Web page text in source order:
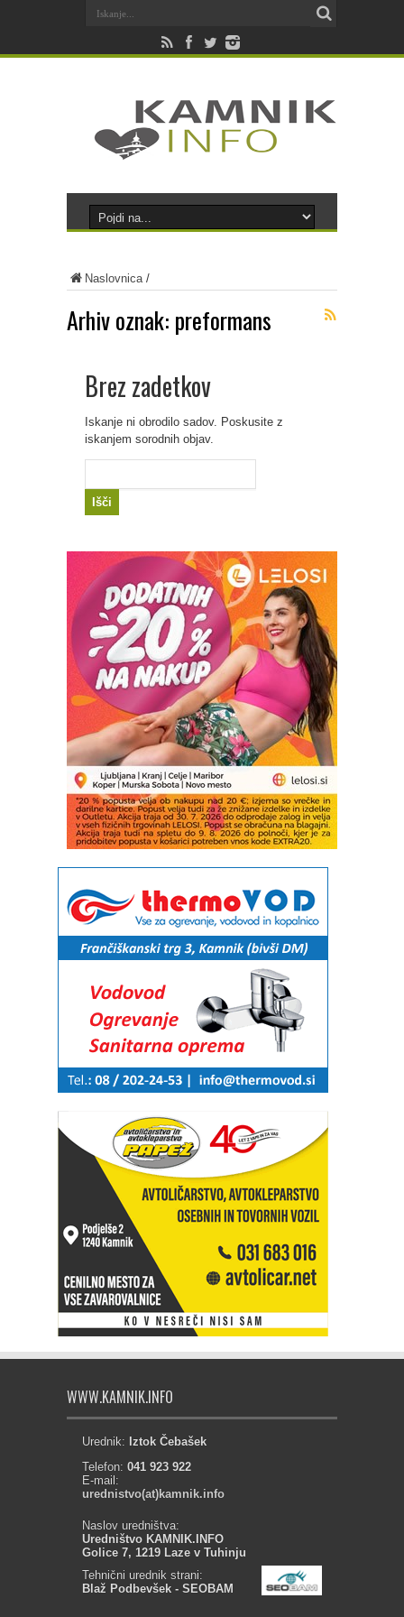
Naslovnica/
Arhiv oznak: preformans
Brez zadetkov
Iskanje ni obrodilo sadov. Poskusite z
iskanjem sorodnih objav.
WWW.KAMNIK.INFO
Urednik: Iztok Čebašek
Telefon: 041 923 922
E-mail:
urednistvo(at)kamnik.info
Naslov uredništva:
Uredništvo KAMNIK.INFO
Golice 7, 1219 Laze v Tuhinju
Tehnični urednik strani:
Blaž Podbevšek - SEOBAM